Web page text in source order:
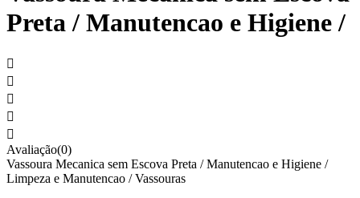
Preta / Manutencao e Higiene /





Avaliação(0)
Vassoura Mecanica sem Escova Preta / Manutencao e Higiene /
Limpeza e Manutencao / Vassouras